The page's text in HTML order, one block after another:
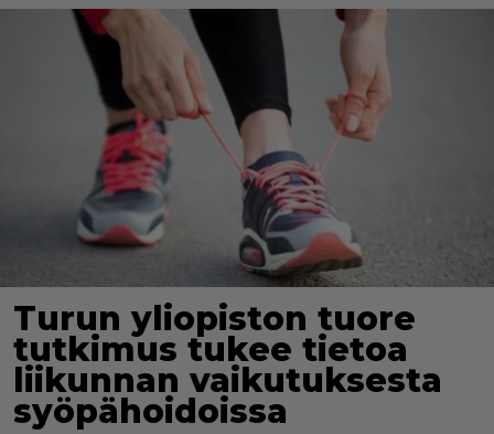
Turun yliopiston tuore
tutkimus tukee tietoa
liikunnan vaikutuksesta
syöpähoidoissa